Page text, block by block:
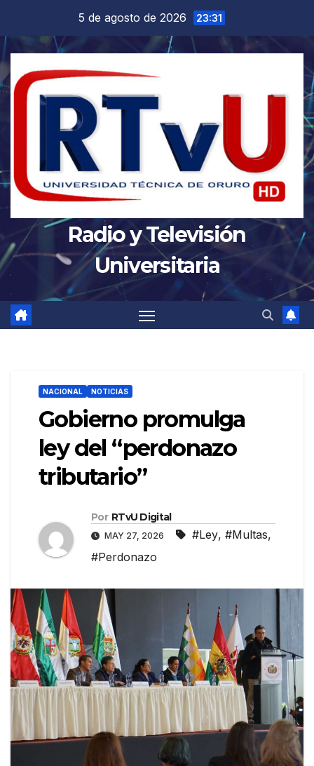
contenido
5 de agosto de 2026 23:31
Radio y Televisión
Universitaria
NACIONAL NOTICIAS
Gobierno promulga
ley del “perdonazo
tributario”
Por RTvU Digital
MAY 27, 2026 #Ley, #Multas,
#Perdonazo